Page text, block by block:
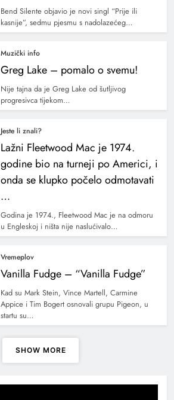
Bend Silente objavio je novi singl “Prije ili
kasnije”, sedmu pjesmu s nadolazećeg…
Muzički info
Greg Lake – pomalo o svemu!
Nije tajna da je Greg Lake od šutljivog
progresivca tijekom…
Jeste li znali?
Lažni Fleetwood Mac je 1974.
godine bio na turneji po Americi, i
onda se klupko počelo odmotavati
…
Godina je 1974., Fleetwood Mac je na odmoru
u Engleskoj i ništa nije naslućivalo…
Vremeplov
Vanilla Fudge – “Vanilla Fudge”
Kad su Mark Stein, Vince Martell, Carmine
Appice i Tim Bogert osnovali grupu Pigeon, u
startu su…
SHOW MORE